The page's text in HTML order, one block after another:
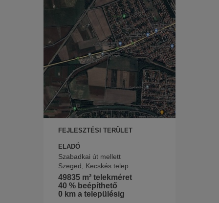
FEJLESZTÉSI TERÜLET
ELADÓ
Szabadkai út mellett
Szeged, Kecskés telep
49835 m² telekméret
40 % beépíthető
0 km a településig